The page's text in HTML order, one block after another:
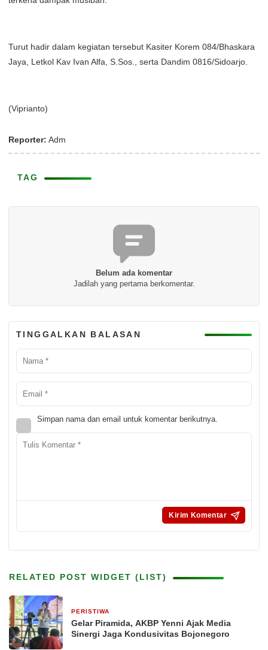
Turut hadir dalam kegiatan tersebut Kasiter Korem 084/Bhaskara
Jaya, Letkol Kav Ivan Alfa, S.Sos., serta Dandim 0816/Sidoarjo.
(Viprianto)
Reporter: Adm
TAG
Belum ada komentar
Jadilah yang pertama berkomentar.
TINGGALKAN BALASAN
Simpan nama dan email untuk komentar berikutnya.
RELATED POST WIDGET (LIST)
PERISTIWA
Gelar Piramida, AKBP Yenni Ajak Media
Sinergi Jaga Kondusivitas Bojonegoro